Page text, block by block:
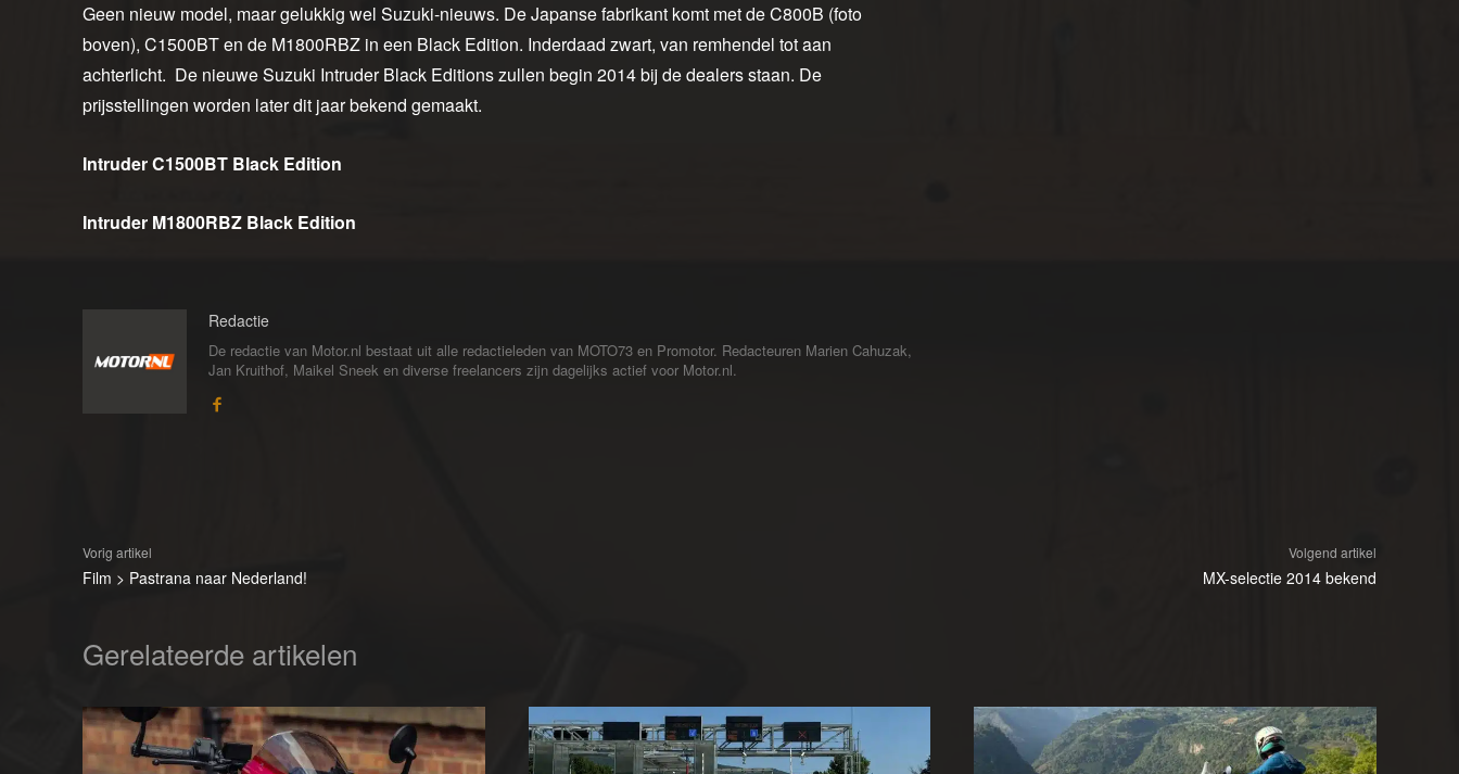
Geen nieuw model, maar gelukkig wel Suzuki-nieuws. De Japanse fabrikant komt met de C800B (foto
boven), C1500BT en de M1800RBZ in een Black Edition. Inderdaad zwart, van remhendel tot aan
achterlicht. De nieuwe Suzuki Intruder Black Editions zullen begin 2014 bij de dealers staan. De
prijsstellingen worden later dit jaar bekend gemaakt.
Intruder C1500BT Black Edition
Intruder M1800RBZ Black Edition
Redactie
De redactie van Motor.nl bestaat uit alle redactieleden van MOTO73 en Promotor. Redacteuren Marien Cahuzak,
Jan Kruithof, Maikel Sneek en diverse freelancers zijn dagelijks actief voor Motor.nl.
Vorig artikel
Film > Pastrana naar Nederland!
Volgend artikel
MX-selectie 2014 bekend
Gerelateerde artikelen